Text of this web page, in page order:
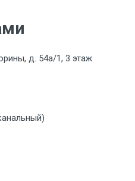
д. 54а/1, 3 этаж